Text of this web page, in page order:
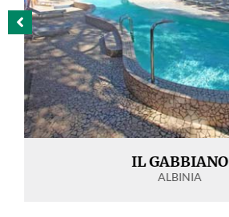
IL GABBIANO
ALBINIA